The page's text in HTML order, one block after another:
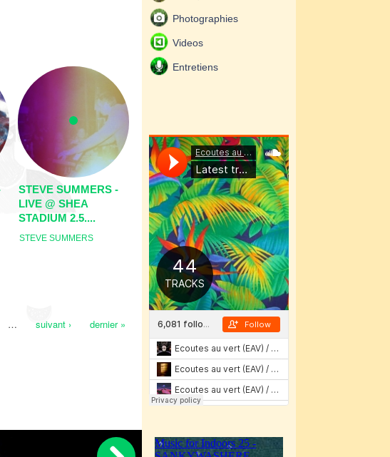
STEVE SUMMERS -
LIVE @ SHEA
STADIUM 2.5....
STEVE SUMMERS
… suivant › dernier »
Photographies
Videos
Entretiens